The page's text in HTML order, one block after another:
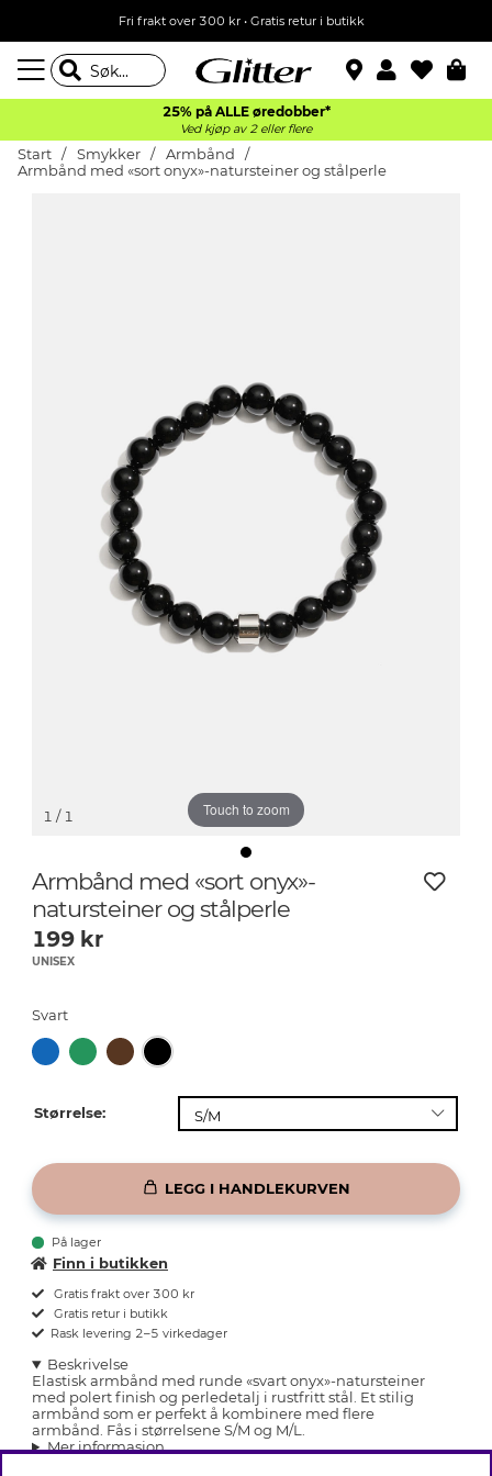
Fri frakt over 300 kr • Gratis retur i butikk
25% på ALLE øredobber*
Ved kjøp av 2 eller flere
Start Smykker
Armbånd
Armbånd med «sort onyx»-natursteiner og stålperle
Touch to zoom
1 / 1
Armbånd med «sort onyx»-
natursteiner og stålperle
199 kr
UNISEX
Svart
Størrelse:
LEGG I HANDLEKURVEN
På lager
Finn i butikken
Gratis frakt over 300 kr
Gratis retur i butikk
Rask levering 2–5 virkedager
Beskrivelse
Elastisk armbånd med runde «svart onyx»-natursteiner
med polert finish og perledetalj i rustfritt stål. Et stilig
armbånd som er perfekt å kombinere med flere
armbånd. Fås i størrelsene S/M og M/L.
Mer informasjon